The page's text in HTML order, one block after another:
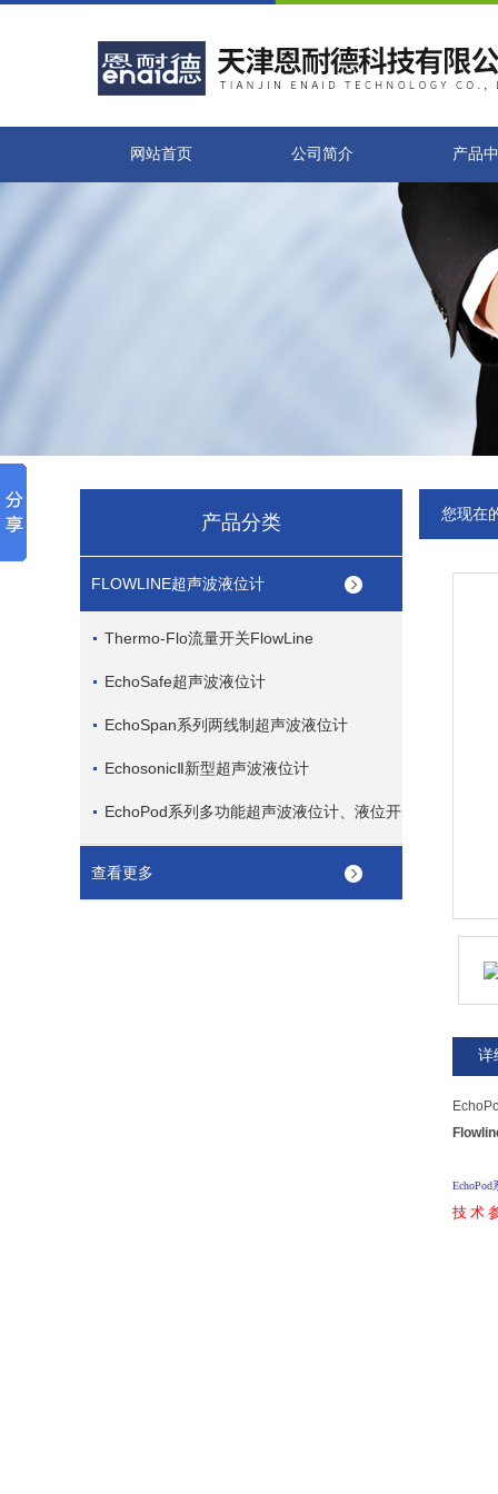
网站首页 公司简介 产品
产品分类
FLOWLINE超声波液位计
Thermo-Flo流量开关FlowLine
EchoSafe超声波液位计
EchoSpan系列两线制超声波液位计
EchosonicⅡ新型超声波液位计
EchoPod系列多功能超声波液位计、液位开
关
查看更多
您现在
详
技 术